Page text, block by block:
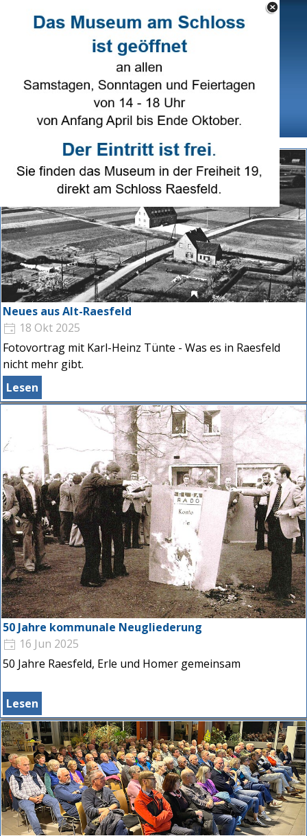
Select Language ▼
Menü überspringen
Neues aus Alt-Raesfeld
18 Okt 2025
Fotovortrag mit Karl-Heinz Tünte - Was es in Raesfeld
nicht mehr gibt.
Lesen
50 Jahre kommunale Neugliederung
16 Jun 2025
50 Jahre Raesfeld, Erle und Homer gemeinsam
Lesen